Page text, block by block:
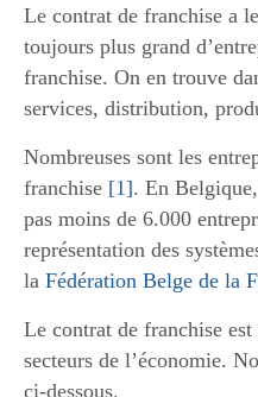
Le contrat de franchise a
toujours plus grand
franchise. On en trouve
services, distribution,
Nombreuses sont les
franchise [1]. En
pas moins de 6.000
représentation des
la Fédération Belge de la
Le contrat de franchise est
secteurs de l’économie.
ci-dessous.